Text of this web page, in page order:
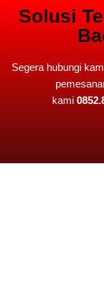
Solusi
Segera hubungi
kami